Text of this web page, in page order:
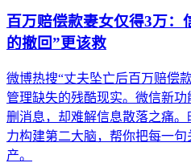
百万赔偿款妻女仅得3万：
的撤回”更该救
微博热搜“丈夫坠亡后百万赔偿
管理缺失的残酷现实。微信新
删消息，却难解信息散落之痛。
力构建第二大脑，帮你把每一
产。